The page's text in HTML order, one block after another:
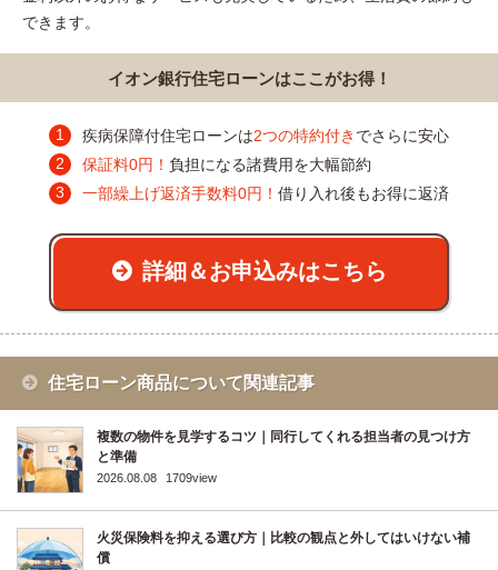
できます。
イオン銀行住宅ローンはここがお得！
疾病保障付住宅ローンは2つの特約付き でさらに安心
保証料0円！ 負担になる諸費用を大幅節約
一部繰上げ返済手数料0円！ 借り入れ後もお得に返済
詳細＆お申込みはこちら
住宅ローン商品について関連記事
複数の物件を見学するコツ｜同行してくれる担当者の見つけ方
と準備
2026.08.08 1709view
火災保険料を抑える選び方｜比較の観点と外してはいけない補
償